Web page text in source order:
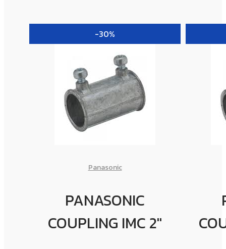
-30%
Panasonic
PANASONIC
COUPLING IMC 2"